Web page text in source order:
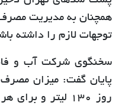
همچنان به مدیریت مصرف
توجهات لازم را داشته
سخنگوی شرکت آب و
پایان گفت: میزان